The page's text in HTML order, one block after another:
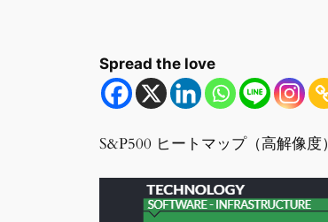
Spread the love
S&P500 ヒートマップ（高解像度）